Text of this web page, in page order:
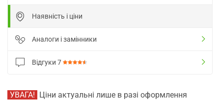
Наявність і ціни
Аналоги і замінники
Відгуки 7
УВАГА! Ціни актуальні лише в разі оформлення